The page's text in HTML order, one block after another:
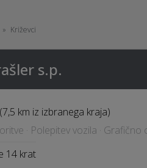
Križevci
s.p.
(7,5 km iz izbranega kraja)
· Polepitev vozila · Grafično
14 krat